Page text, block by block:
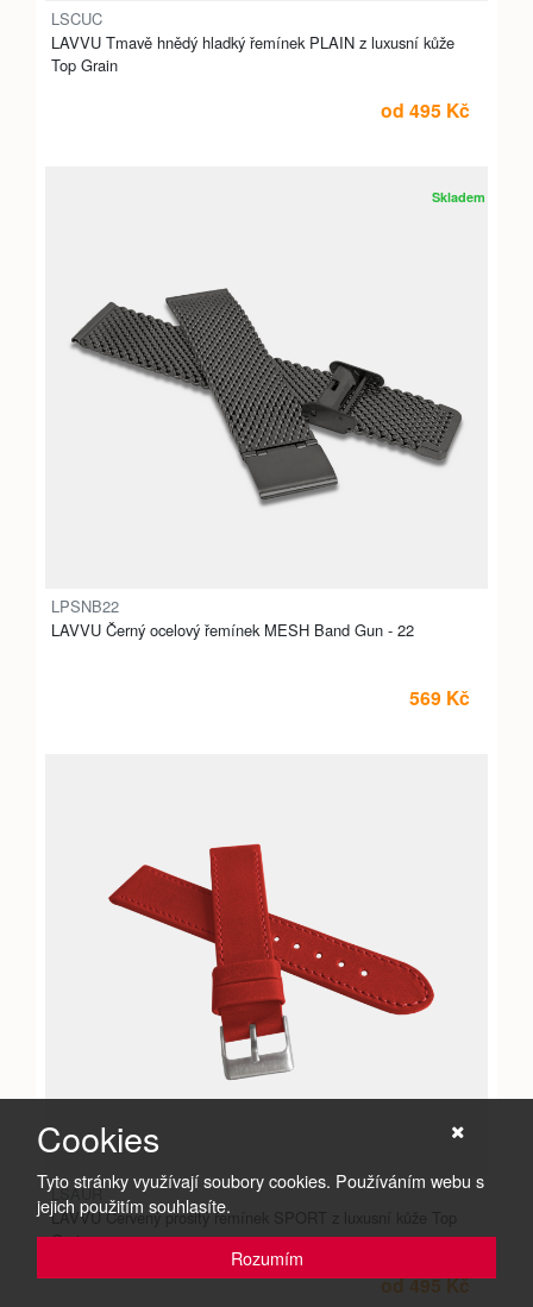
LSCUC
LAVVU Tmavě hnědý hladký řemínek PLAIN z luxusní kůže
Top Grain
od 495 Kč
Skladem
LPSNB22
LAVVU Černý ocelový řemínek MESH Band Gun - 22
569 Kč
LSAUR
LAVVU Červený prošitý řemínek SPORT z luxusní kůže Top
Grain
od 495 Kč
Cookies
Tyto stránky využívají soubory cookies. Používáním webu s
jejich použitím souhlasíte.
Rozumím